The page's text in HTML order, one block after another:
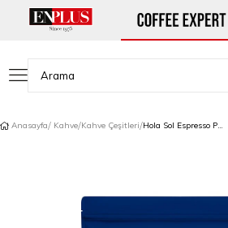
Anasayfa Kahve Kahve Çeşitleri Hola Sol Espresso Primo Gusto Çekirdek Kahve 1000 Gr